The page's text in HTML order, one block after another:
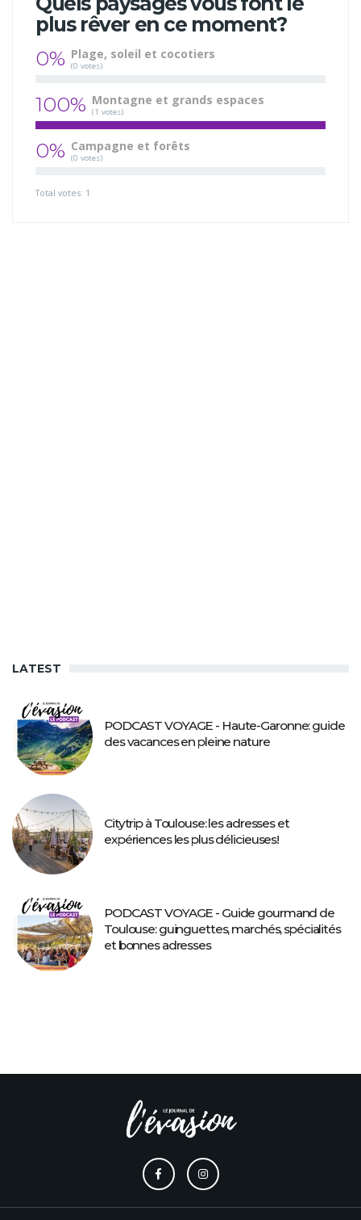
plus rêver en ce moment?
0% Plage, soleil et cocotiers
(0 votes)
100% Montagne et grands espaces
(1 votes)
0% Campagne et forêts
(0 votes)
Total votes: 1
LATEST
PODCAST VOYAGE - Haute-Garonne: guide
des vacances en pleine nature
Citytrip à Toulouse: les adresses et
expériences les plus délicieuses!
PODCAST VOYAGE - Guide gourmand de
Toulouse: guinguettes, marchés, spécialités
et bonnes adresses